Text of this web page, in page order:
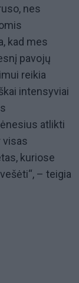
nes
kad mes
pavojų
reikia
intensyviai
atlikti
visas
kuriose
– teigia